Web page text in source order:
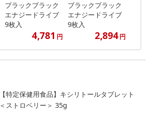
ブラックブラック
エナジードライブ
9枚入
4,781 円
ブラックブラック
エナジードライブ
9枚入
2,894円
【特定保健用食品】キシリトールタブレット
＜ストロベリー＞ 35g